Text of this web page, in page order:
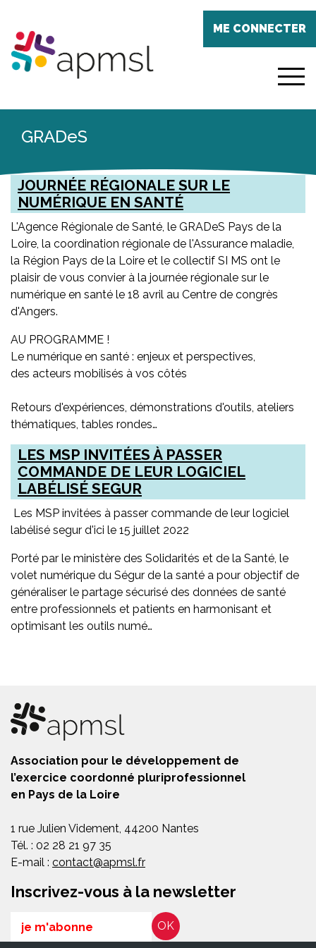
contenu
principal
ME CONNECTER
menu
GRADeS
JOURNÉE RÉGIONALE SUR LE
NUMÉRIQUE EN SANTÉ
L'Agence Régionale de Santé, le GRADeS Pays de la
Loire, la coordination régionale de l'Assurance maladie,
la Région Pays de la Loire et le collectif SI MS ont le
plaisir de vous convier à la journée régionale sur le
numérique en santé le 18 avril au Centre de congrès
d'Angers.
AU PROGRAMME !
Le numérique en santé : enjeux et perspectives,
des acteurs mobilisés à vos côtés
Retours d'expériences, démonstrations d'outils, ateliers
thématiques, tables rondes…
LES MSP INVITÉES À PASSER
COMMANDE DE LEUR LOGICIEL
LABÉLISÉ SEGUR
Les MSP invitées à passer commande de leur logiciel
labélisé segur d'ici le 15 juillet 2022
Porté par le ministère des Solidarités et de la Santé, le
volet numérique du Ségur de la santé a pour objectif de
généraliser le partage sécurisé des données de santé
entre professionnels et patients en harmonisant et
optimisant les outils numé…
Association pour le développement de
l’exercice coordonné pluriprofessionnel
en Pays de la Loire
1 rue Julien Videment, 44200 Nantes
Tél. : 02 28 21 97 35
E-mail : contact@apmsl.fr
Inscrivez-vous à la newsletter
Email